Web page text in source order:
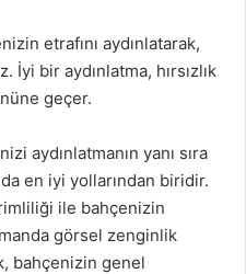
etrafını aydınlatarak,
bir aydınlatma, hırsızlık
geçer.
aydınlatmanın yanı sıra
en iyi yollarından biridir.
ile bahçenizin
görsel zenginlik
bahçenizin genel